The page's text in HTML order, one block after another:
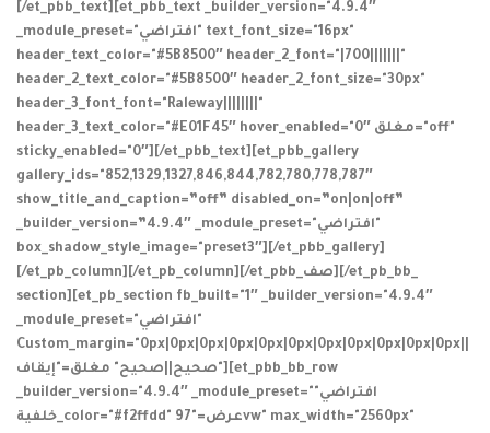
[/et_pbb_text][et_pbb_text _builder_version="4.9.4″
_module_preset="افتراضي" text_font_size="16px"
header_text_color="#5B8500″ header_2_font="|700|||||||"
header_2_text_color="#5B8500″ header_2_font_size="30px"
header_3_font_font="Raleway||||||||"
header_3_text_color="#E01F45″ hover_enabled="0″ مغلق="off"
sticky_enabled="0″][/et_pbb_text][et_pbb_gallery
gallery_ids="852,1329,1327,846,844,782,780,778,787″
show_title_and_caption=”off” disabled_on=”on|on|off”
_builder_version=”4.9.4″ _module_preset="افتراضي"
box_shadow_style_image="preset3″][/et_pbb_gallery]
[/et_pb_column][/et_pb_column][/et_pbb_صف][/et_pb_bb_
section][et_pb_section fb_built="1″ _builder_version="4.9.4″
_module_preset="افتراضي"
Custom_margin="0px|0px|0px|0px|0px|0px|0px|0px|0px|0px|0px||
صحيح||صحيح" مغلق="إيقاف"][et_pbb_bb_row
_builder_version="4.9.4″ _module_preset="افتراضي"
خلفية_color="#f2ffdd" عرض="97vw" max_width="2560px"